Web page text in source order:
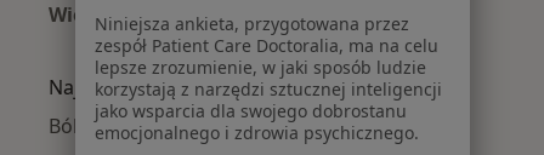
Więcej (14)
Więcej w kategorii: Fizjoterapeuci w pobliżu
Najczęście leczone choroby
Bóle kręgosłupa w Warszawie
Niniejsza ankieta, przygotowana przez
zespół Patient Care Doctoralia, ma na celu
lepsze zrozumienie, w jaki sposób ludzie
korzystają z narzędzi sztucznej inteligencji
jako wsparcia dla swojego dobrostanu
emocjonalnego i zdrowia psychicznego.